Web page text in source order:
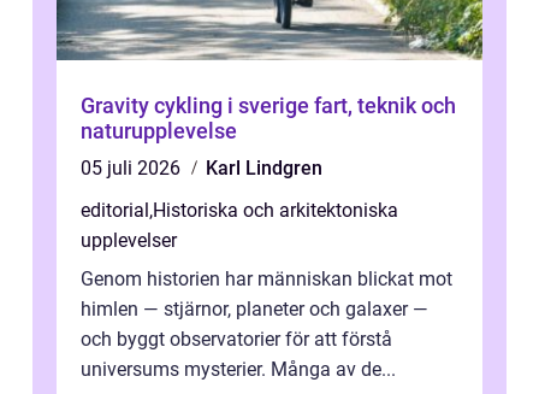
Gravity cykling i sverige fart, teknik och
naturupplevelse
05 juli 2026
Karl Lindgren
editorial,Historiska och arkitektoniska
upplevelser
Genom historien har människan blickat mot
himlen — stjärnor, planeter och galaxer —
och byggt observatorier för att förstå
universums mysterier. Många av de...